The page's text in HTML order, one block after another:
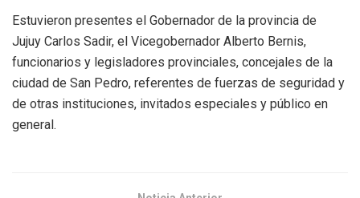
Estuvieron presentes el Gobernador de la provincia de
Jujuy Carlos Sadir, el Vicegobernador Alberto Bernis,
funcionarios y legisladores provinciales, concejales de la
ciudad de San Pedro, referentes de fuerzas de seguridad y
de otras instituciones, invitados especiales y público en
general.